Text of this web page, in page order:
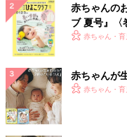
赤ちゃんの
ブ 夏号』〈
く！ おっぱ
赤ちゃん・
赤ちゃんが
赤ちゃん・